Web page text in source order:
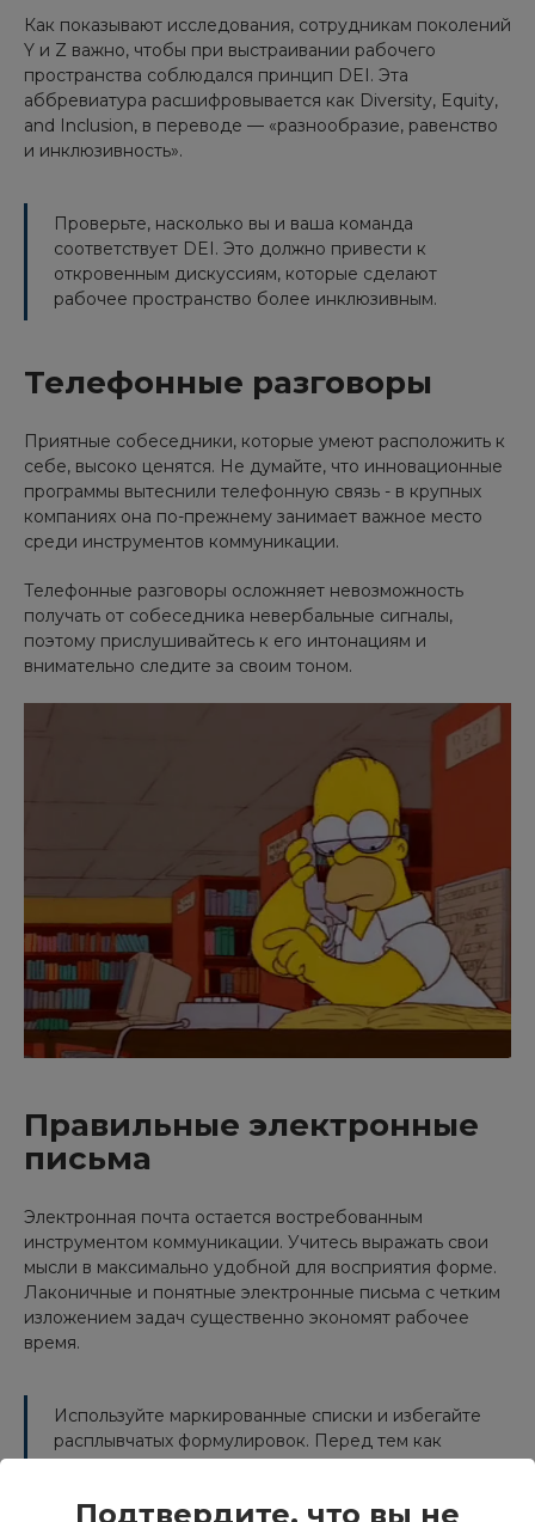
Подтвердите, что вы не
Как показывают исследования, сотрудникам поколений
Y и Z важно, чтобы при выстраивании рабочего
пространства соблюдался принцип DEI. Эта
аббревиатура расшифровывается как Diversity, Equity,
and Inclusion, в переводе — «разнообразие, равенство
и инклюзивность».
Проверьте, насколько вы и ваша команда
соответствует DEI. Это должно привести к
откровенным дискуссиям, которые сделают
рабочее пространство более инклюзивным.
Телефонные разговоры
Приятные собеседники, которые умеют расположить к
себе, высоко ценятся. Не думайте, что инновационные
программы вытеснили телефонную связь - в крупных
компаниях она по-прежнему занимает важное место
среди инструментов коммуникации.
Телефонные разговоры осложняет невозможность
получать от собеседника невербальные сигналы,
поэтому прислушивайтесь к его интонациям и
внимательно следите за своим тоном.
Правильные электронные
письма
Электронная почта остается востребованным
инструментом коммуникации. Учитесь выражать свои
мысли в максимально удобной для восприятия форме.
Лаконичные и понятные электронные письма с четким
изложением задач существенно экономят рабочее
время.
Используйте маркированные списки и избегайте
расплывчатых формулировок. Перед тем как
отправлять письма, перечитывайте их и при